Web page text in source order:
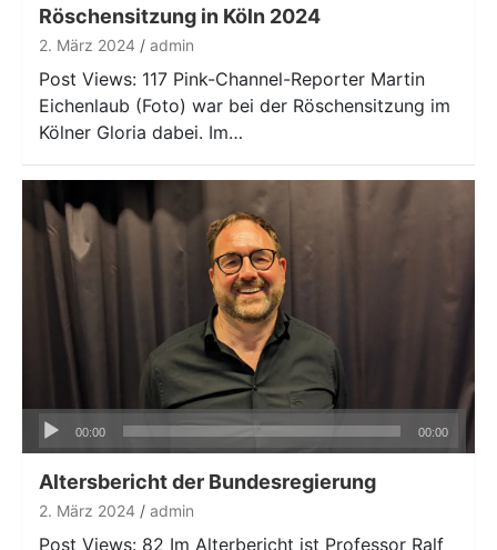
Röschensitzung in Köln 2024
2. März 2024 admin
Post Views: 117 Pink-Channel-Reporter Martin
Eichenlaub (Foto) war bei der Röschensitzung im
Kölner Gloria dabei. Im…
Audio-
Player
00:00 00:00
Altersbericht der Bundesregierung
2. März 2024 admin
Post Views: 82 Im Alterbericht ist Professor Ralf